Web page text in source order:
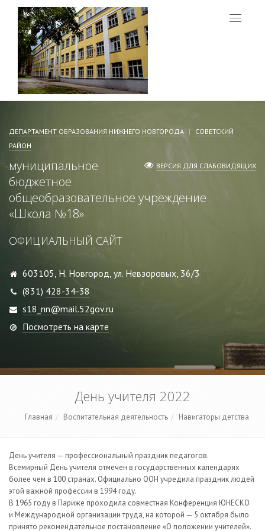
Меню
ДЕПАРТАМЕНТ ОБРАЗОВАНИЯ НИЖНЕГО НОВГОРОДА
СОВЕТСКИЙ
РАЙОН
ВЕРСИЯ ДЛЯ СЛАБОВИДЯЩИХ
муниципальное
бюджетное
общеобразовательное учреждение
«Школа №18»
ОФИЦИАЛЬНЫЙ САЙТ
603105, Н. Новгород, ул. Невзоровых, 36/3
(831) 428-34-38
s18_nn@mail.52gov.ru
Посмотреть на карте
День учителя 2022
Главная Воспитательная деятельность Навигаторы детства
День учителя — профессиональный праздник педагогов.
Всемирный День учителя отмечен в государственных календарях
более чем в 100 странах. Официально ООН учредила праздник людей
этой важной профессии в 1994 году.
В 1965 году в Париже проходила совместная Конференция ЮНЕСКО
и Международной организации труда, на которой — 5 октября было
принято рекомендательное постановление «О положении учителей».